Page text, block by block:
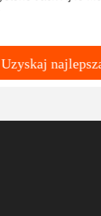
Uzyskaj